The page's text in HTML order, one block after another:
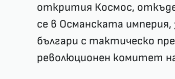
открития Космос,
се в Османската
българи с тактическо
революционен комитет